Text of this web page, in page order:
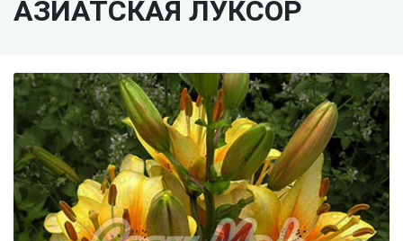
АЗИАТСКАЯ ЛУКСОР